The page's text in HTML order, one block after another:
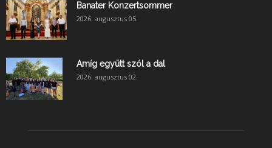
Banater Konzertsommer
2026. augusztus 05.
Amíg együtt szól a dal
2026. augusztus 02.